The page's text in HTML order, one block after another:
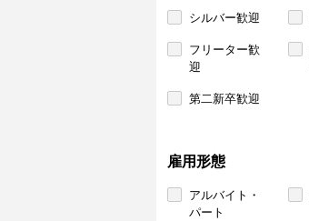
シルバー歓迎
フリーター歓
迎
第二新卒歓迎
雇用形態
アルバイト・
パート